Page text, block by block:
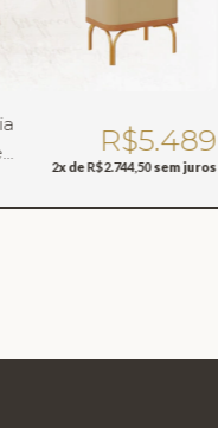
R$5.489
2x deR$2.744,50sem juros